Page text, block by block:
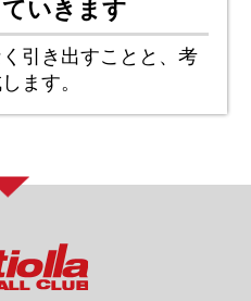
いきます
引き出すことと、考
ます。